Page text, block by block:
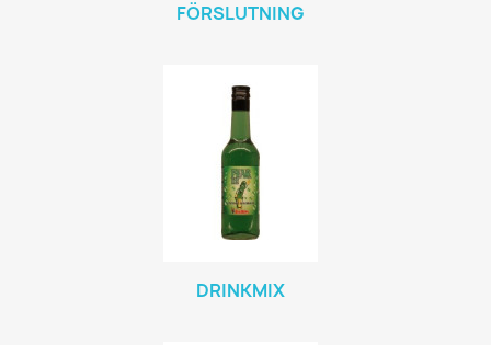
FÖRSLUTNING
DRINKMIX